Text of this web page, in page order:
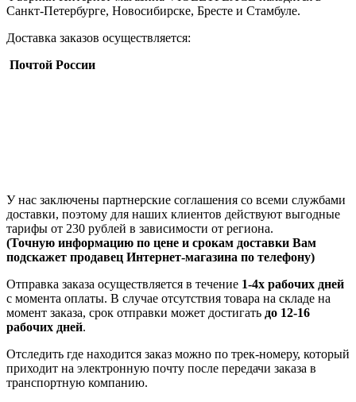
Санкт-Петербурге, Новосибирске, Бресте и Стамбуле.
Доставка заказов осуществляется:
Почтой России
У нас заключены партнерские соглашения со всеми службами
доставки, поэтому для наших клиентов действуют выгодные
тарифы от 230 рублей в зависимости от региона.
(Точную информацию по цене и срокам доставки Вам
подскажет продавец Интернет-магазина по телефону)
Отправка заказа осуществляется в течение 1-4х рабочих дней
с момента оплаты. В случае отсутствия товара на складе на
момент заказа, срок отправки может достигать до 12-16
рабочих дней.
Отследить где находится заказ можно по трек-номеру, который
приходит на электронную почту после передачи заказа в
транспортную компанию.